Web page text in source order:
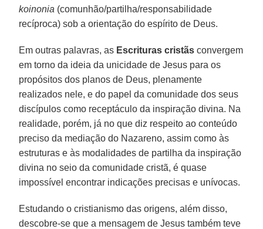
koinonia (comunhão/partilha/responsabilidade
recíproca) sob a orientação do espírito de Deus.
Em outras palavras, as Escrituras cristãs convergem
em torno da ideia da unicidade de Jesus para os
propósitos dos planos de Deus, plenamente
realizados nele, e do papel da comunidade dos seus
discípulos como receptáculo da inspiração divina. Na
realidade, porém, já no que diz respeito ao conteúdo
preciso da mediação do Nazareno, assim como às
estruturas e às modalidades de partilha da inspiração
divina no seio da comunidade cristã, é quase
impossível encontrar indicações precisas e unívocas.
Estudando o cristianismo das origens, além disso,
descobre-se que a mensagem de Jesus também teve